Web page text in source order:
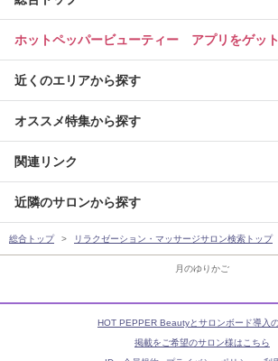
月のゆりかご
ホットペッパービューティー アプリをゲット
近くのエリアから探す
オススメ特集から探す
関連リンク
近隣のサロンから探す
総合トップ リラクゼーション・マッサージサロン検索トップ
HOT PEPPER Beautyとサロンボード導入
掲載をご希望のサロン様はこちら